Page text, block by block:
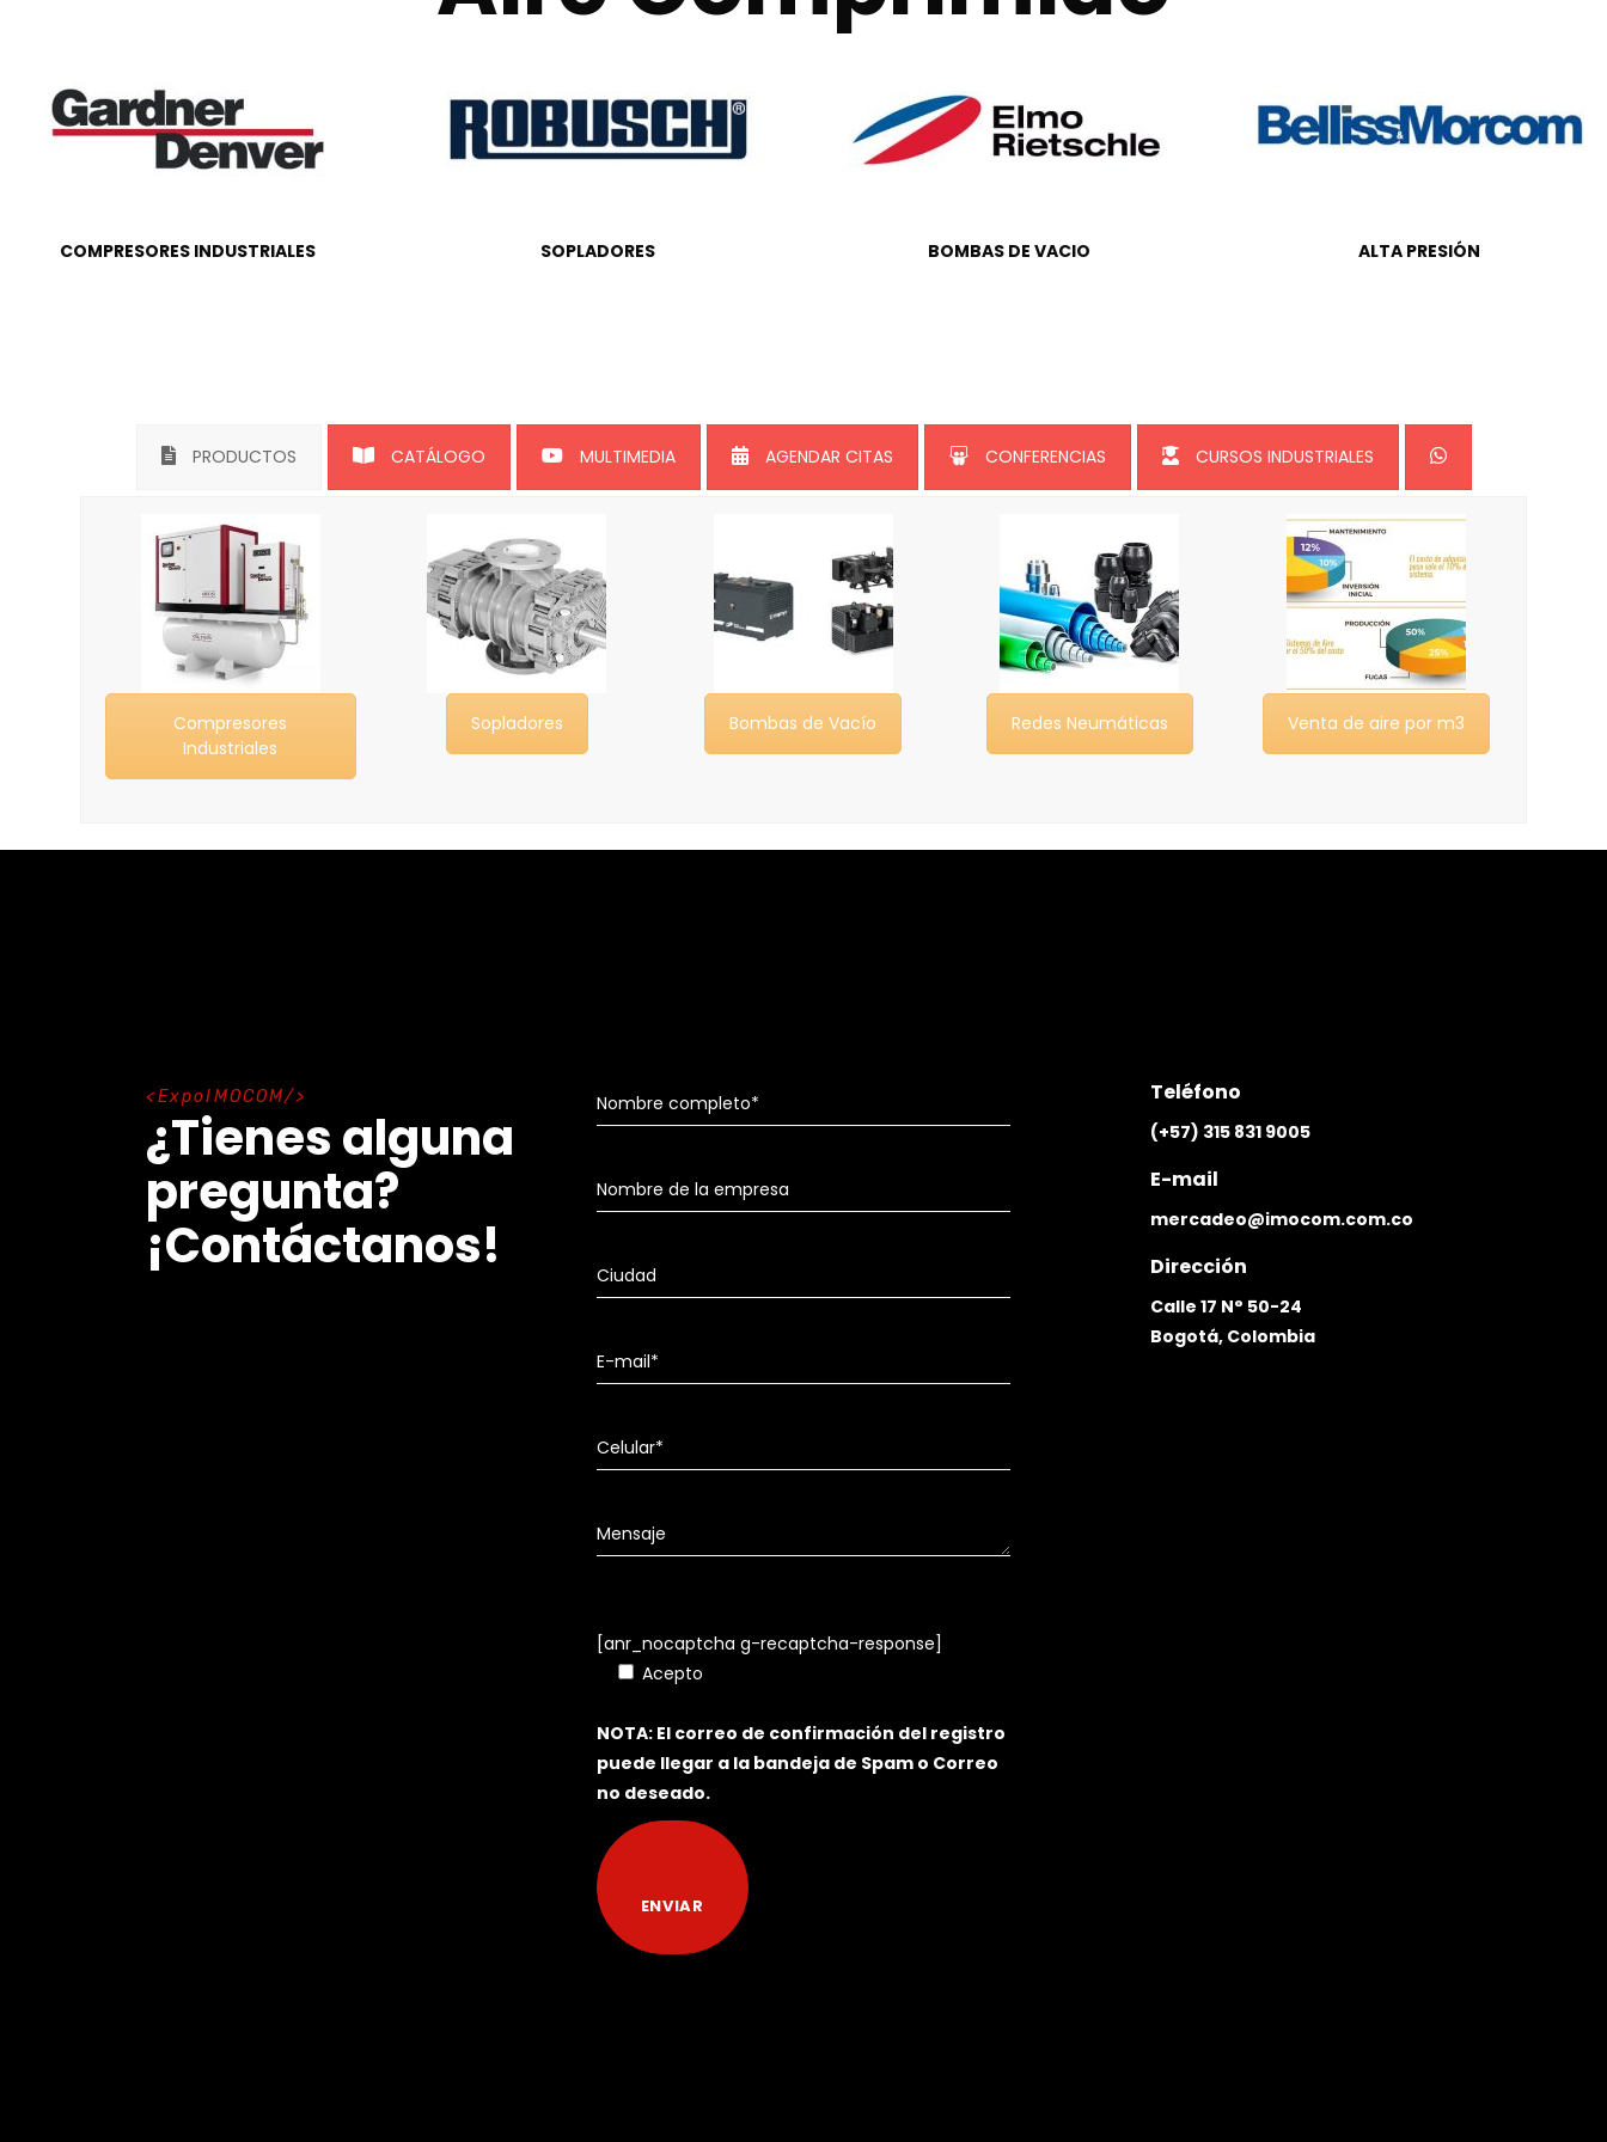
COMPRESORES INDUSTRIALES SOPLADORES BOMBAS DE VACIO ALTA PRESIÓN
PRODUCTOS CATÁLOGO MULTIMEDIA AGENDAR CITAS CONFERENCIAS CURSOS INDUSTRIALES
Compresores
Industriales
Sopladores Bombas de Vacío Redes Neumáticas Venta de aire por m3
ExpoIMOCOM
¿Tienes alguna
pregunta?
¡Contáctanos!
[anr_nocaptcha g-recaptcha-response]
Acepto
NOTA: El correo de confirmación del registro
puede llegar a la bandeja de Spam o Correo
no deseado.
Teléfono
(+57) 315 831 9005
E-mail
mercadeo@imocom.com.co
Dirección
Calle 17 N° 50-24
Bogotá, Colombia